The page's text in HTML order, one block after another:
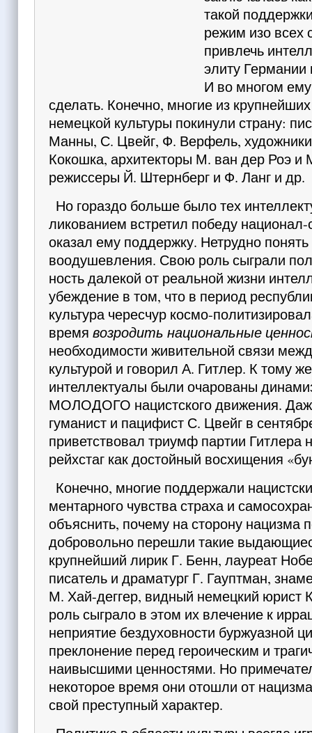
такой
режим изо всех
привлечь
элиту Германии
И во многом
сделать. Конечно, многие из
немецкой культуры покинули страну:
Манны, С. Цвейг, Ф. Верфель,
Кокошка, архитекторы М. ван дер Роэ и
режиссеры Й. Штернберг и Ф. Ланг и др.
Но гораздо больше было тех
ликовани­ем встретил победу
оказал ему поддержку. Нетрудно
воодушевления. Свою роль сыг­рали
ность далекой от реальной жиз­ни
убеждение в том, что в период
культура чересчур космо-
время возродить национальные
необходимости жи­вительной связи
культурой и говорил А. Гитлер. К тому
интел­лектуалы были очарованы
МОЛОДОГО нацистского движения.
гуманист и пацифист С. Цвейг в
приветствовал триумф партии Гитлера
рейхстаг как достойный восхищения
Конечно, многие поддержали
ментарного чувства страха и
объяснить, почему на сторону нацизма
добровольно перешли такие
крупнейший лирик Г. Бенн, лауреат
пи­сатель и драматург Г. Гауптман,
М. Хай-деггер, видный немецкий юрист
роль сыг­рало в этом их влечение к
неприятие бездуховности буржуазной
преклонение перед героическим и
наивыс­шими ценностями. Но
некоторое время они отошли от
свой преступный характер.